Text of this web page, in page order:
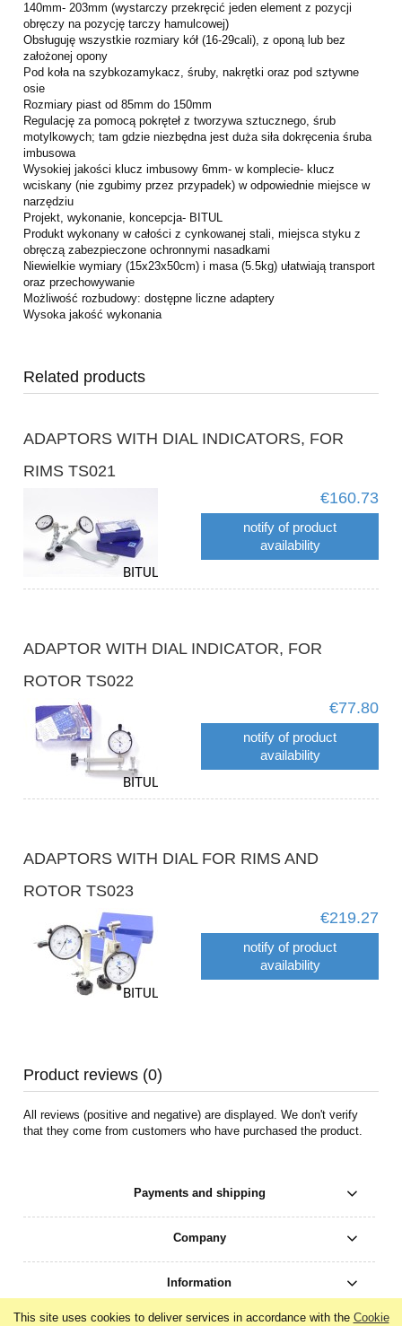
This site uses cookies to deliver services in accordance with the Cookie
140mm- 203mm (wystarczy przekręcić jeden element z pozycji
obręczy na pozycję tarczy hamulcowej)
Obsługuję wszystkie rozmiary kół (16-29cali), z oponą lub bez
założonej opony
Pod koła na szybkozamykacz, śruby, nakrętki oraz pod sztywne
osie
Rozmiary piast od 85mm do 150mm
Regulację za pomocą pokręteł z tworzywa sztucznego, śrub
motylkowych; tam gdzie niezbędna jest duża siła dokręcenia śruba
imbusowa
Wysokiej jakości klucz imbusowy 6mm- w komplecie- klucz
wciskany (nie zgubimy przez przypadek) w odpowiednie miejsce w
narzędziu
Projekt, wykonanie, koncepcja- BITUL
Produkt wykonany w całości z cynkowanej stali, miejsca styku z
obręczą zabezpieczone ochronnymi nasadkami
Niewielkie wymiary (15x23x50cm) i masa (5.5kg) ułatwiają transport
oraz przechowywanie
Możliwość rozbudowy: dostępne liczne adaptery
Wysoka jakość wykonania
Related products
ADAPTORS WITH DIAL INDICATORS, FOR
RIMS TS021
€160.73
notify of product
availability
ADAPTOR WITH DIAL INDICATOR, FOR
ROTOR TS022
€77.80
notify of product
availability
ADAPTORS WITH DIAL FOR RIMS AND
ROTOR TS023
€219.27
notify of product
availability
Product reviews (0)
All reviews (positive and negative) are displayed. We don't verify
that they come from customers who have purchased the product.
Payments and shipping
Company
Information